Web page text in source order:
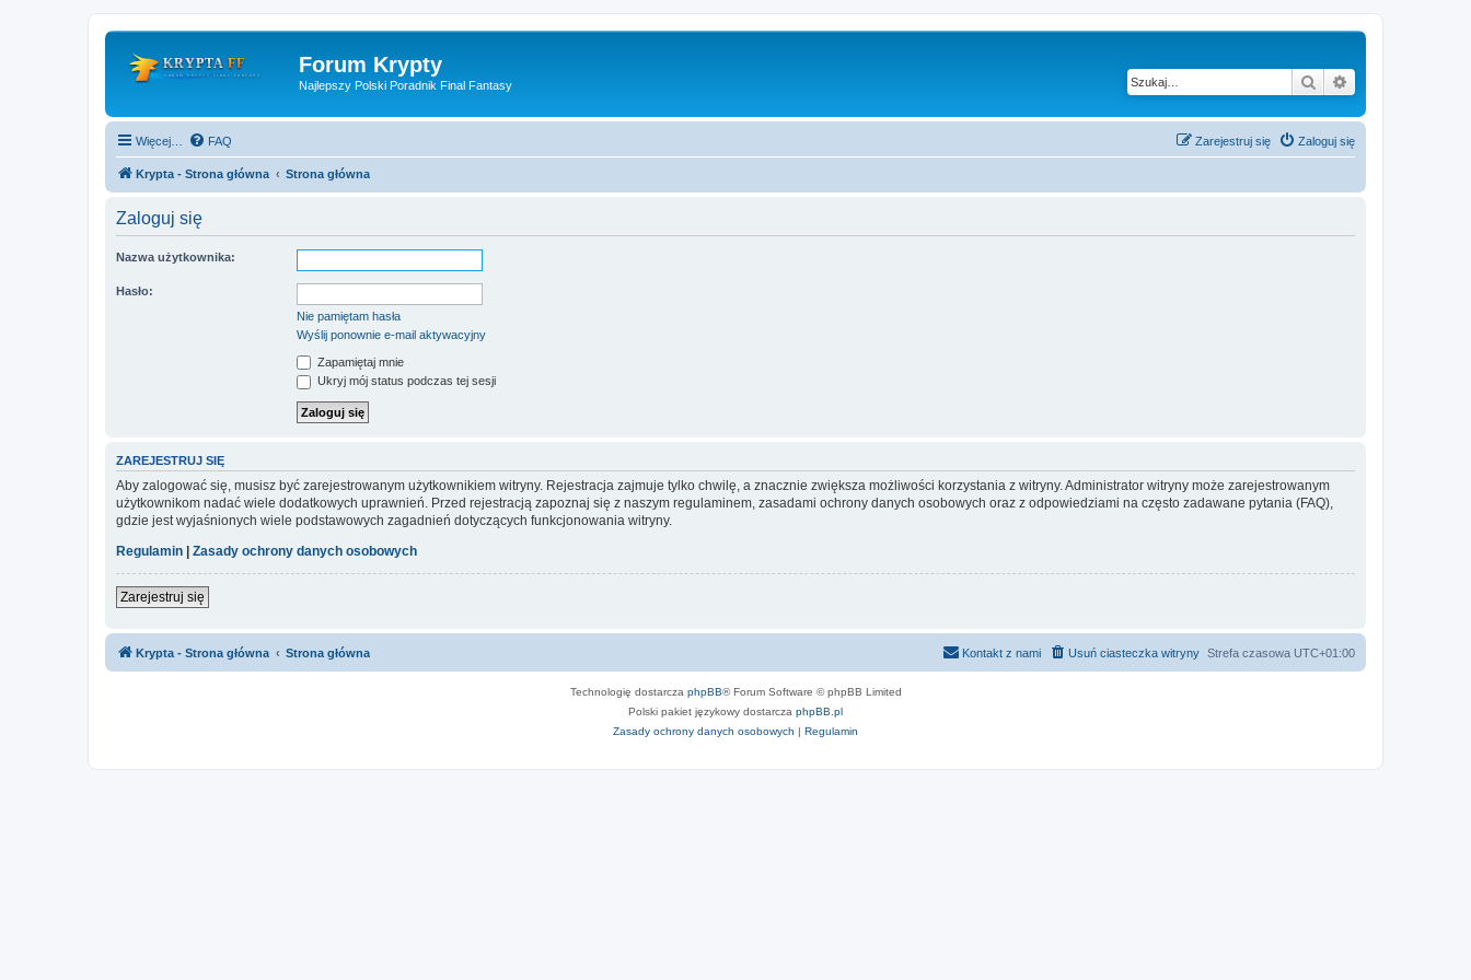
Forum Krypty
Najlepszy Polski Poradnik Final Fantasy Szukaj
Więcej… FAQ Zaloguj się
Zarejestruj się
Krypta - Strona główna Strona główna
Zaloguj się
Nazwa użytkownika:
Hasło:
Nie pamiętam hasła
Wyślij ponownie e-mail aktywacyjny
Zapamiętaj mnie
Ukryj mój status podczas tej sesji
ZAREJESTRUJ SIĘ
Aby zalogować się, musisz być zarejestrowanym użytkownikiem witryny. Rejestracja zajmuje tylko chwilę, a znacznie zwiększa możliwości korzystania z witryny. Administrator witryny może zarejestrowanym
użytkownikom nadać wiele dodatkowych uprawnień. Przed rejestracją zapoznaj się z naszym regulaminem, zasadami ochrony danych osobowych oraz z odpowiedziami na często zadawane pytania (FAQ),
gdzie jest wyjaśnionych wiele podstawowych zagadnień dotyczących funkcjonowania witryny.
Regulamin
Zasady ochrony danych osobowych
Zarejestruj się
Krypta - Strona główna Strona główna Strefa czasowa UTC+01:00
Usuń ciasteczka witryny
Kontakt z nami
Technologię dostarcza phpBB® Forum Software © phpBB Limited
Polski pakiet językowy dostarcza phpBB.pl
Zasady ochrony danych osobowych | Regulamin